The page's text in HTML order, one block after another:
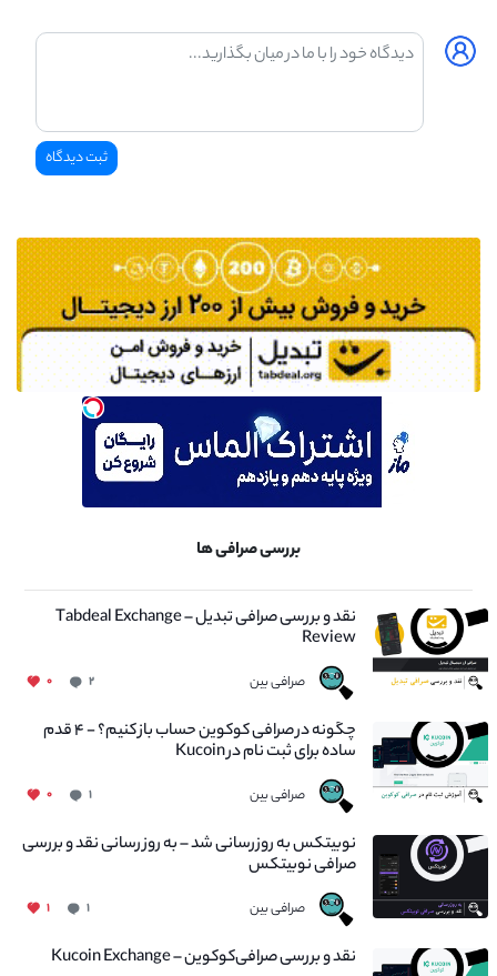
بررسی صرافی ها
نقد و بررسی صرافی تبدیل – Tabdeal Exchange
Review
صرافی بین ۲ ۰
چگونه در صرافی کوکوین حساب باز کنیم؟ - ۴ قدم
ساده برای ثبت نام در Kucoin
صرافی بین ۱ ۰
نوبیتکس به روزرسانی شد – به روز رسانی نقد و بررسی
صرافی نوبیتکس
صرافی بین ۱ ۱
نقد و بررسی صرافی‌کوکوین – Kucoin Exchange